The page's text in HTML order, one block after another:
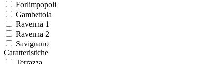
Forlimpopoli
Gambettola
Ravenna 1
Ravenna 2
Savignano
Caratteristiche